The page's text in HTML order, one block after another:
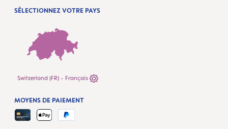
SÉLECTIONNEZ VOTRE PAYS
Switzerland (FR) - Français
MOYENS DE PAIEMENT